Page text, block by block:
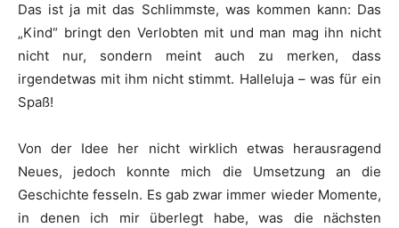
Das ist ja mit das Schlimmste, was kommen kann: Das
„Kind“ bringt den Verlobten mit und man mag ihn nicht
nicht nur, sondern meint auch zu merken, dass
irgendetwas mit ihm nicht stimmt. Halleluja – was für ein
Spaß!
Von der Idee her nicht wirklich etwas herausragend
Neues, jedoch konnte mich die Umsetzung an die
Geschichte fesseln. Es gab zwar immer wieder Momente,
in denen ich mir überlegt habe, was die nächsten